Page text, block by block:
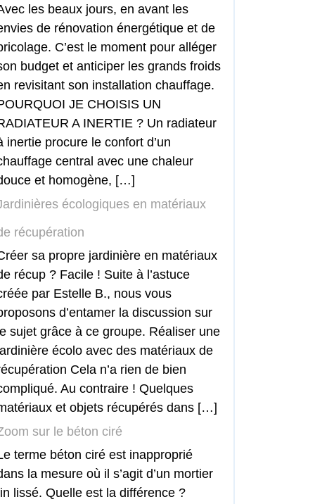
les beaux jours, en avant les
de rénovation énergétique et de
C’est le moment pour alléger
budget et anticiper les grands froids
revisitant son installation chauffage.
JE CHOISIS UN
A INERTIE ? Un radiateur
inertie procure le confort d’un
central avec une chaleur
et homogène, […]
écologiques en matériaux
récupération
sa propre jardinière en matériaux
récup ? Facile ! Suite à l’astuce
par Estelle B., nous vous
d’entamer la discussion sur
le sujet grâce à ce groupe. Réaliser une
écolo avec des matériaux de
Cela n’a rien de bien
Au contraire ! Quelques
et objets récupérés dans […]
sur le béton ciré
terme béton ciré est inapproprié
la mesure où il s’agit d’un mortier
lissé. Quelle est la différence ?